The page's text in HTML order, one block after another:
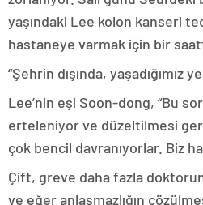
yaşındaki Lee kolon kanseri
hastaneye varmak için bir
“Şehrin dışında, yaşadığımız
Lee’nin eşi Soon-dong, “Bu
erteleniyor ve düzeltilmesi
çok bencil davranıyorlar. Biz
Çift, greve daha fazla
ve eğer anlaşmazlığın